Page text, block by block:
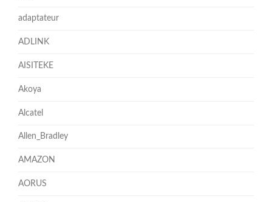
adaptateur
ADLINK
AISITEKE
Akoya
Alcatel
Allen_Bradley
AMAZON
AORUS